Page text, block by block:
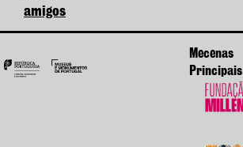
amigos
Mecenas
Principais